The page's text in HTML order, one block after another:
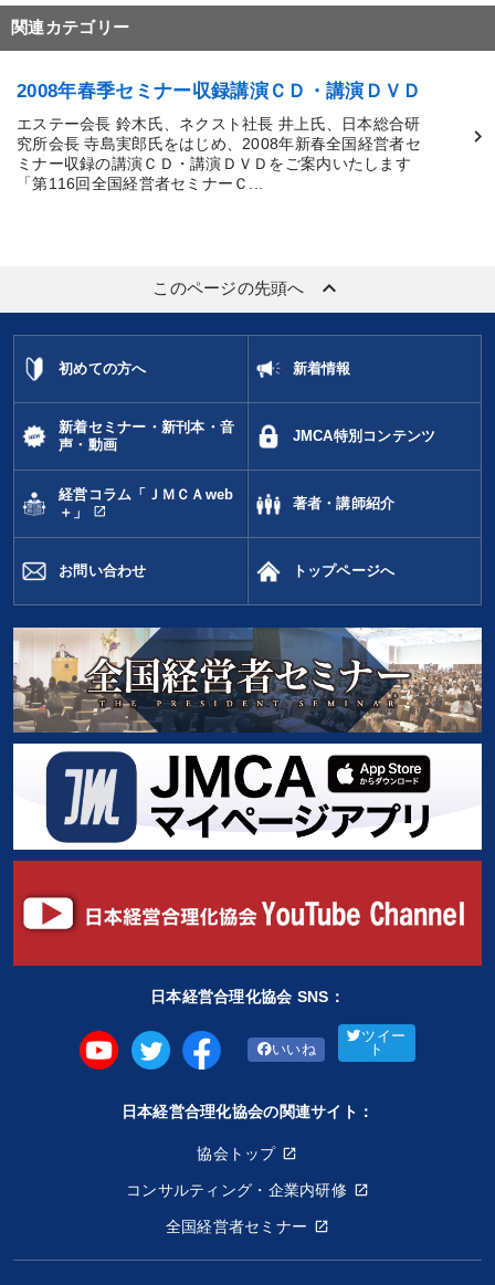
※「更新」を押すと「タグ・キーワード」を更新いただけます。
関連カテゴリー
2008年春季セミナー収録講演ＣＤ・講演ＤＶＤ
エステー会長 鈴木氏、ネクスト社長 井上氏、日本総合研
究所会長 寺島実郎氏をはじめ、2008年新春全国経営者セ
ミナー収録の講演ＣＤ・講演ＤＶＤをご案内いたします
「第116回全国経営者セミナーＣ...
このページの先頭へ keyboard_arrow_up
初めての方へ 新着情報
新着セミナー・新刊本・音
声・動画
JMCA特別コンテンツ
経営コラム「ＪＭＣＡweb
＋」
open_in_new
著者・講師紹介
お問い合わせ トップページへ
日本経営合理化協会 SNS：
いいね
ツイー
ト
日本経営合理化協会の関連サイト：
協会トップ
コンサルティング・企業内研修
全国経営者セミナー